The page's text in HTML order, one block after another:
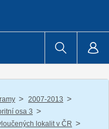
/ 2007-2013 /
osa 3 /
lokalit v ČR /